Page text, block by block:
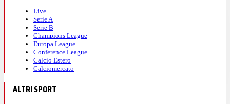
Live
Serie A
Serie B
Champions League
Europa League
Conference League
Calcio Estero
Calciomercato
ALTRI SPORT